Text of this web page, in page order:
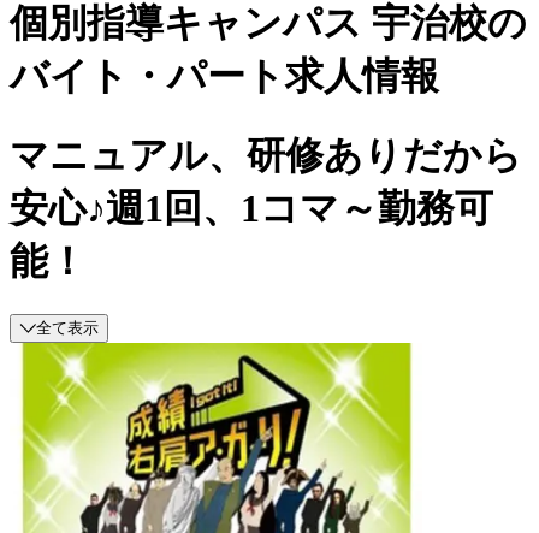
個別指導キャンパス 宇治校の
バイト・パート求人情報
マニュアル、研修ありだから
安心♪週1回、1コマ～勤務可
能！
全て表示